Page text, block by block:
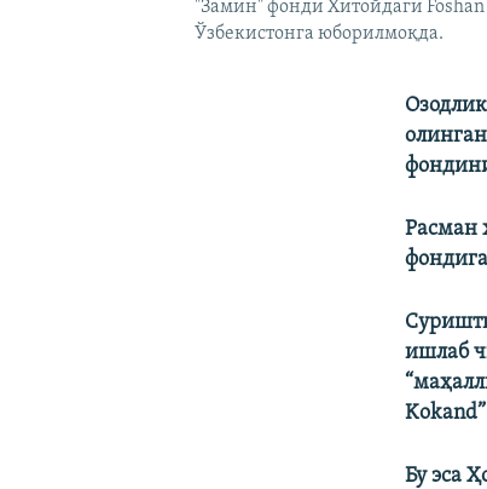
"Замин" фонди Хитойдаги
Ўзбекистонга юборилмоқда.
Расман
ишлаб
Бу эса